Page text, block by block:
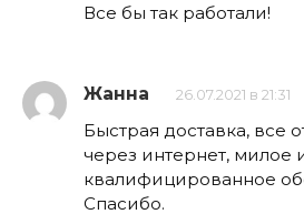
Все бы так работали!
Жанна 26.07.2021 в 21:31
Быстрая доставка, все
через интернет, милое
квалифицированное
Спасибо.